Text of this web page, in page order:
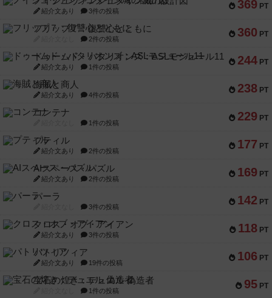
369 PT
紹介文あり 3件の投稿
360 PT
フリップ７：復讐心とともに
2件の投稿
244 PT
ドゥームド・バタリオンズ：ASLモジュール11
紹介文あり 1件の投稿
238 PT
海賊と商人
紹介文あり 4件の投稿
229 PT
コンテナ
1件の投稿
177 PT
プティル
紹介文あり 2件の投稿
169 PT
AIスペース・パズル
紹介文あり 2件の投稿
142 PT
パーラ
3件の投稿
118 PT
クロス・オブ・アイアン
紹介文あり 3件の投稿
106 PT
パトリツィア
紹介文あり 19件の投稿
95 PT
宝石の煌き：デュエル 偽造者
1件の投稿